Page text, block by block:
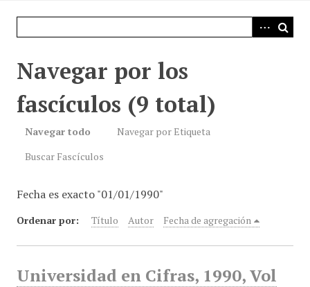
Navegar por los
fascículos (9 total)
Navegar todo
Navegar por Etiqueta
Buscar Fascículos
Fecha es exacto "01/01/1990"
Ordenar por: Título Autor Fecha de agregación
Universidad en Cifras, 1990, Vol